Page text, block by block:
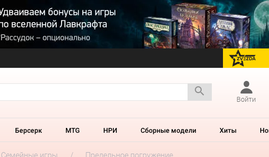
перейти на
Войти
Берсерк MTG НРИ Сборные модели Хиты